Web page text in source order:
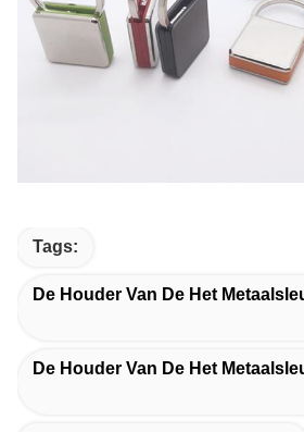
Tags:
De Houder Van De Het
De Houder Van De Het